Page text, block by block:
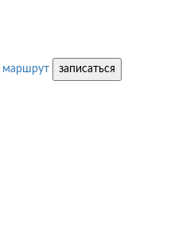
маршрут
записаться